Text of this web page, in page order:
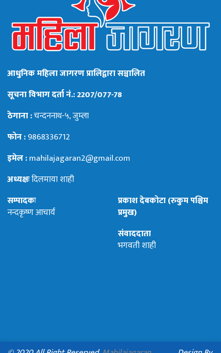
आधुनिक महिला जागरण प्रालिद्वारा सञ्चालित
सूचना विभाग दर्ता नं.: 2207/077-78
ठेगाना :चन्दननाथ-५, जुम्ला
फोन :9868336712
इमेल :mahilajagaran2@gmail.com
अध्यक्षःदिलमाया शाही
सम्पादकः
नन्दकृष्ण आचार्य
प्रकाश देबकोटा (रुकुम पश्चिम
प्रमुख)
संवाददाता
भगवती शाही